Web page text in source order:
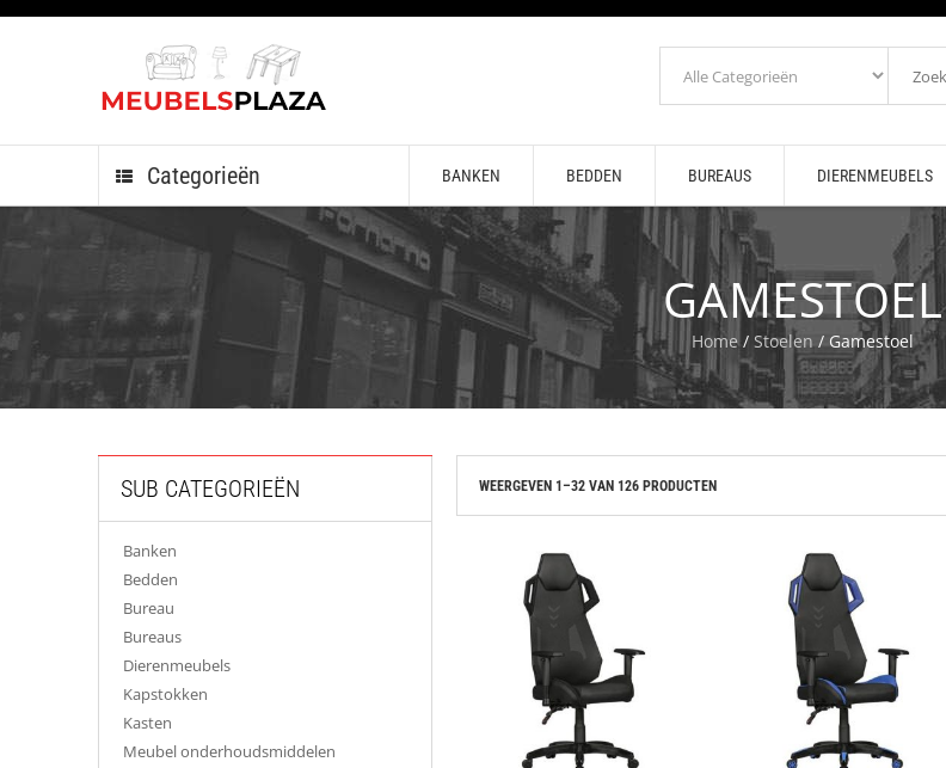
Categorieën BANKEN BEDDEN BUREAUS DIERENMEUBELS
GAMESTOEL
Home/ Stoelen/ Gamestoel
SUB CATEGORIEËN
Banken
Bedden
Bureau
Bureaus
Dierenmeubels
Kapstokken
Kasten
Meubel onderhoudsmiddelen
WEERGEVEN 1–32 VAN 126 PRODUCTEN